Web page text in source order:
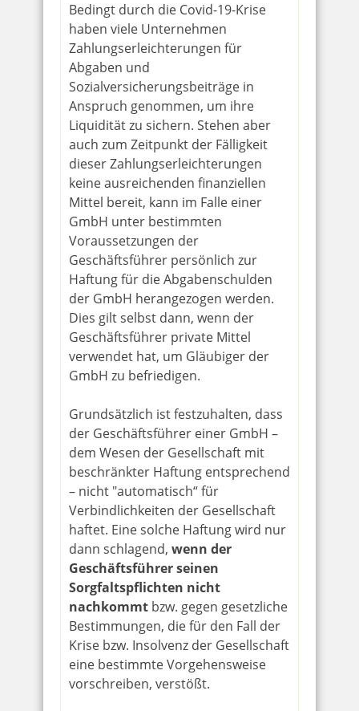
Bedingt durch die Covid-19-Krise
haben viele Unternehmen
Zahlungserleichterungen für
Abgaben und
Sozialversicherungsbeiträge in
Anspruch genommen, um ihre
Liquidität zu sichern. Stehen aber
auch zum Zeitpunkt der Fälligkeit
dieser Zahlungserleichterungen
keine ausreichenden finanziellen
Mittel bereit, kann im Falle einer
GmbH unter bestimmten
Voraussetzungen der
Geschäftsführer persönlich zur
Haftung für die Abgabenschulden
der GmbH herangezogen werden.
Dies gilt selbst dann, wenn der
Geschäftsführer private Mittel
verwendet hat, um Gläubiger der
GmbH zu befriedigen.
Grundsätzlich ist festzuhalten, dass
der Geschäftsführer einer GmbH –
dem Wesen der Gesellschaft mit
beschränkter Haftung entsprechend
– nicht "automatisch“ für
Verbindlichkeiten der Gesellschaft
haftet. Eine solche Haftung wird nur
dann schlagend, wenn der
Geschäftsführer seinen
Sorgfaltspflichten nicht
nachkommt bzw. gegen gesetzliche
Bestimmungen, die für den Fall der
Krise bzw. Insolvenz der Gesellschaft
eine bestimmte Vorgehensweise
vorschreiben, verstößt.